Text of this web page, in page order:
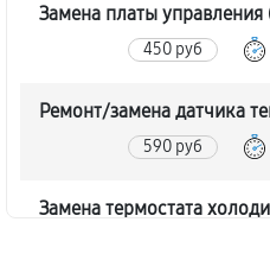
Замена платы
450 руб
Ремонт/замена датчика
590 руб
Замена термостата